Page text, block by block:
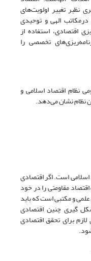
نظیر تغییر اولویت‌های
الهی و توحیدی
اقتصادی، استفاده از
تخصصی را
نظام اقتصاد اسلامی و
نظام نشان می‌دهد.
است. اگر اقتصادی
مقاومتی را در خود
و مکتبی است که باید
گیری چنین اقتصادی
برای تحقق اقتصادی